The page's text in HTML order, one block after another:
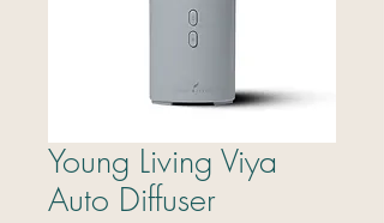
Young Living Viya
Auto Diffuser